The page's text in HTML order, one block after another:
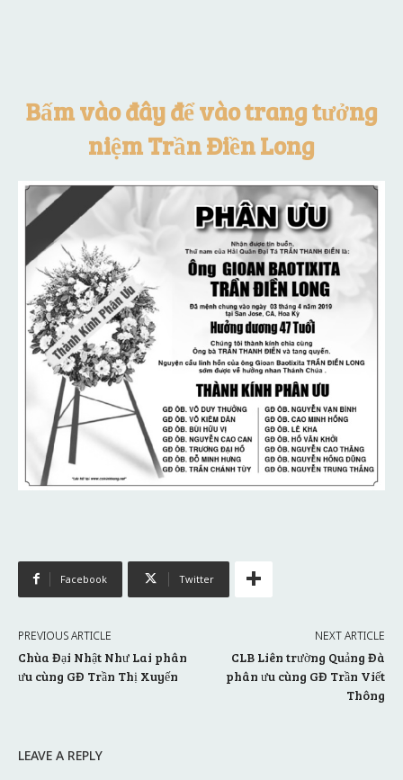
Bấm vào đây để vào trang tưởng
niệm Trần Điền Long
Facebook Twitter
PREVIOUS ARTICLE
Chùa Đại Nhật Như Lai phân
ưu cùng GĐ Trần Thị Xuyến
NEXT ARTICLE
CLB Liên trường Quảng Đà
phân ưu cùng GĐ Trần Viết
Thông
LEAVE A REPLY